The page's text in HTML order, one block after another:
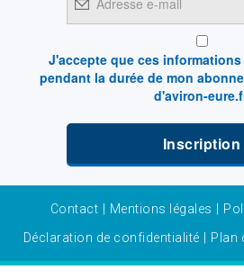
J'accepte que ces
pendant la durée de mon
d'aviron-
Contact | Mentions légales |
Déclaration de confidentialité | Plan